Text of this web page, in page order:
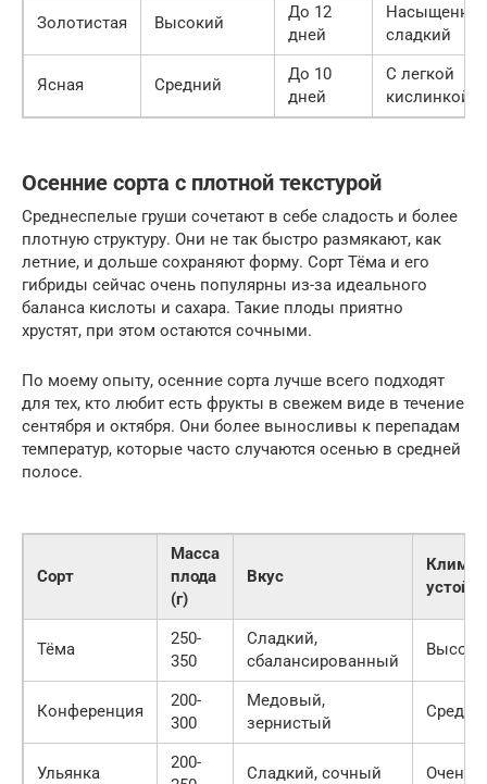
Золотистая Высокий
До 12
дней
сладкий
Ясная Средний
До 10
дней
С легкой
кислинкой
Осенние сорта с плотной текстурой
Среднеспелые груши сочетают в себе сладость и более
плотную структуру. Они не так быстро размякают, как
летние, и дольше сохраняют форму. Сорт Тёма и его
гибриды сейчас очень популярны из-за идеального
баланса кислоты и сахара. Такие плоды приятно
хрустят, при этом остаются сочными.
По моему опыту, осенние сорта лучше всего подходят
для тех, кто любит есть фрукты в свежем виде в течение
сентября и октября. Они более выносливы к перепадам
температур, которые часто случаются осенью в средней
полосе.
Сорт
Масса
плода
(г)
Вкус
Тёма
250-
350
Сладкий,
сбалансированный
Конференция
200-
300
Медовый,
зернистый
Ульянка
200-
Сладкий, сочный Очень